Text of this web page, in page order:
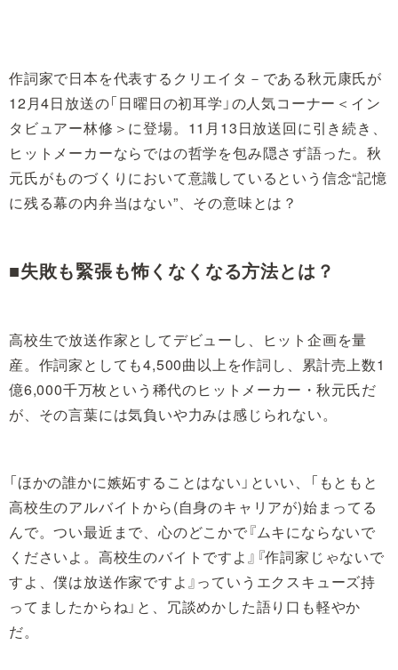
作詞家で日本を代表するクリエイタ－である秋元康氏が
12月4日放送の「日曜日の初耳学」の人気コーナー＜イン
タビュアー林修＞に登場。11月13日放送回に引き続き、
ヒットメーカーならではの哲学を包み隠さず語った。秋
元氏がものづくりにおいて意識しているという信念“記憶
に残る幕の内弁当はない”、その意味とは？
■失敗も緊張も怖くなくなる方法とは？
高校生で放送作家としてデビューし、ヒット企画を量
産。作詞家としても4,500曲以上を作詞し、累計売上数1
億6,000千万枚という稀代のヒットメーカー・秋元氏だ
が、その言葉には気負いや力みは感じられない。
「ほかの誰かに嫉妬することはない」といい、「もともと
高校生のアルバイトから(自身のキャリアが)始まってる
んで。つい最近まで、心のどこかで『ムキにならないで
くださいよ。高校生のバイトですよ』『作詞家じゃないで
すよ、僕は放送作家ですよ』っていうエクスキューズ持
ってましたからね」と、冗談めかした語り口も軽やか
だ。